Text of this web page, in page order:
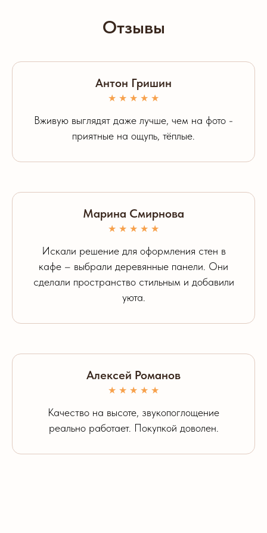
Отзывы
Антон Гришин
★ ★ ★ ★ ★
Вживую выглядят даже лучше, чем на фото -
приятные на ощупь, тёплые.
Марина Смирнова
★ ★ ★ ★ ★
Искали решение для оформления стен в
кафе – выбрали деревянные панели. Они
сделали пространство стильным и добавили
уюта.
Алексей Романов
★ ★ ★ ★ ★
Качество на высоте, звукопоглощение
реально работает. Покупкой доволен.